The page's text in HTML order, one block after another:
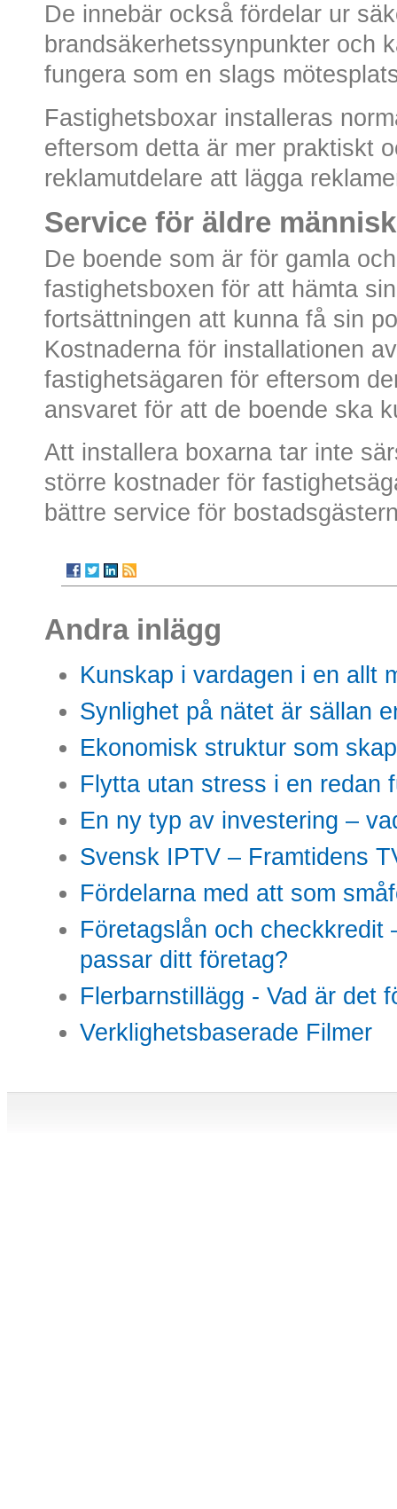
De innebär också fördelar ur
brandsäkerhetssynpunkter och
fungera som en slags
Fastighetsboxar installeras
eftersom detta är mer praktiskt
reklamutdelare att lägga
Service för äldre
De boende som är för gamla
fastighetsboxen för att hämta
fortsättningen att kunna få sin
Kostnaderna för installationen
fastighetsägaren för eftersom
ansvaret för att de boende ska
Att installera boxarna tar inte
större kostnader för
bättre service för
Andra inlägg
Kunskap i vardagen i en allt
Synlighet på nätet är sällan
Ekonomisk struktur som
Flytta utan stress i en redan
En ny typ av investering –
Svensk IPTV – Framtidens
Fördelarna med att som
Företagslån och checkkredit
passar ditt företag?
Flerbarnstillägg - Vad är det
Verklighetsbaserade Filmer